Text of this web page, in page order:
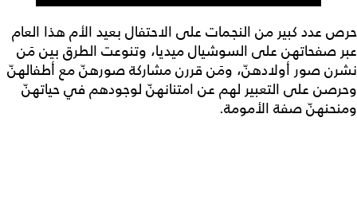
حرص عدد كبير من النجمات على الاحتفال بعيد الأم هذا العام
عبر صفحاتهن على السوشيال ميديا، وتنوعت الطرق بين مَن
نشرن صور أولادهنّ، ومَن قررن مشاركة صورهنّ مع أطفالهنّ
وحرصن على التعبير لهم عن امتنانهنّ لوجودهم في حياتهنّ
ومنحنهنّ صفة الأمومة.